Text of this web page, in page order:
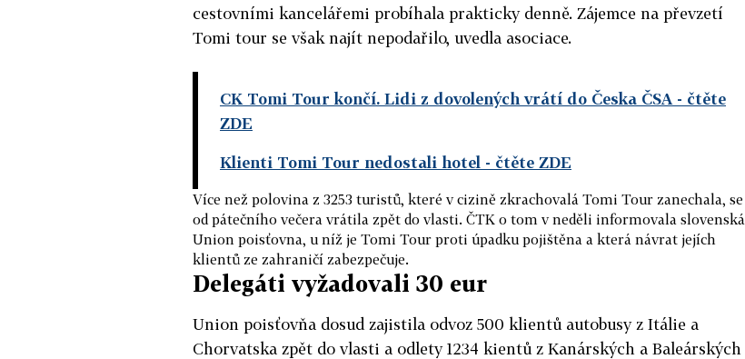
cestovními kancelářemi probíhala prakticky denně. Zájemce na převzetí
Tomi tour se však najít nepodařilo, uvedla asociace.
CK Tomi Tour končí. Lidi z dovolených vrátí do Česka ČSA - čtěte
ZDE
Klienti Tomi Tour nedostali hotel - čtěte ZDE
Více než polovina z 3253 turistů, které v cizině zkrachovalá Tomi Tour zanechala, se
od pátečního večera vrátila zpět do vlasti. ČTK o tom v neděli informovala slovenská
Union poisťovna, u níž je Tomi Tour proti úpadku pojištěna a která návrat jejích
klientů ze zahraničí zabezpečuje.
Delegáti vyžadovali 30 eur
Union poisťovňa dosud zajistila odvoz 500 klientů autobusy z Itálie a
Chorvatska zpět do vlasti a odlety 1234 kientů z Kanárských a Baleárských